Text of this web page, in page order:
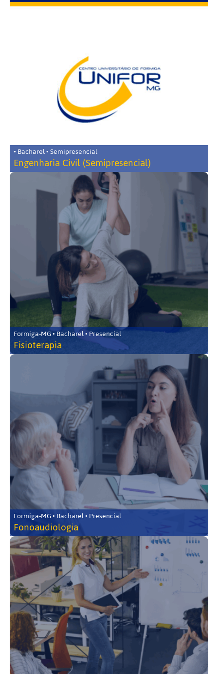
• Bacharel • Semipresencial
Engenharia Civil (Semipresencial)
Formiga-MG • Bacharel • Presencial
Fisioterapia
Formiga-MG • Bacharel • Presencial
Fonoaudiologia